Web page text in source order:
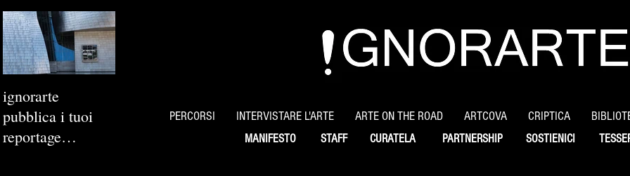
ignorarte
pubblica i tuoi
reportage
PERCORSI INTERVISTARE L'ARTE ARTE ON THE ROAD ARTCOVA CRIPTICA
MANIFESTO STAFF CURATELA PARTNERSHIP SOSTIENICI